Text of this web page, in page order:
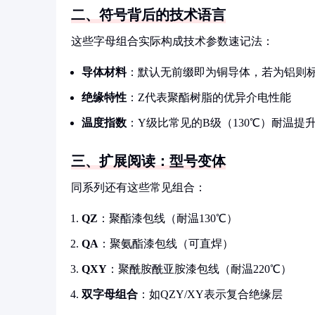
二、符号背后的技术语言
这些字母组合实际构成技术参数速记法：
导体材料：默认无前缀即为铜导体，若为铝则
绝缘特性 ：Z代表聚酯树脂的优异介电性能
温度指数 ：Y级比常见的B级（130℃）耐温提
三、扩展阅读：型号变体
同系列还有这些常见组合：
QZ ：聚酯漆包线（耐温130℃）
QA ：聚氨酯漆包线（可直焊）
QXY ：聚酰胺酰亚胺漆包线（耐温220℃）
双字母组合 ：如QZY/XY表示复合绝缘层